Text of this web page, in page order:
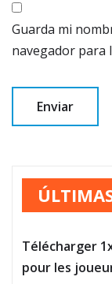
Guarda mi
navegador para
Télécharger
pour les